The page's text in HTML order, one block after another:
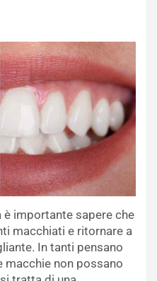
è importante sapere che
macchiati e ritornare a
In tanti pensano
macchie non possano